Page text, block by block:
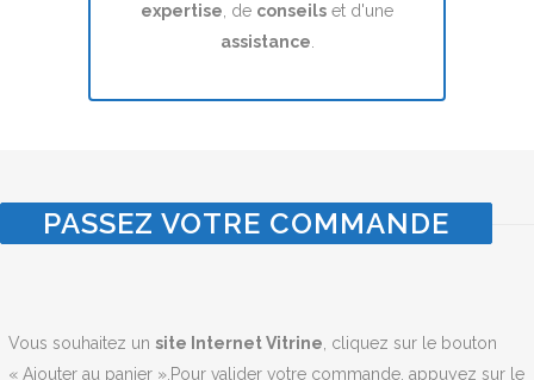
expertise, de conseils et d'une
assistance.
PASSEZ VOTRE COMMANDE
Vous souhaitez un site Internet Vitrine, cliquez sur le bouton
« Ajouter au panier ».Pour valider votre commande, appuyez sur le